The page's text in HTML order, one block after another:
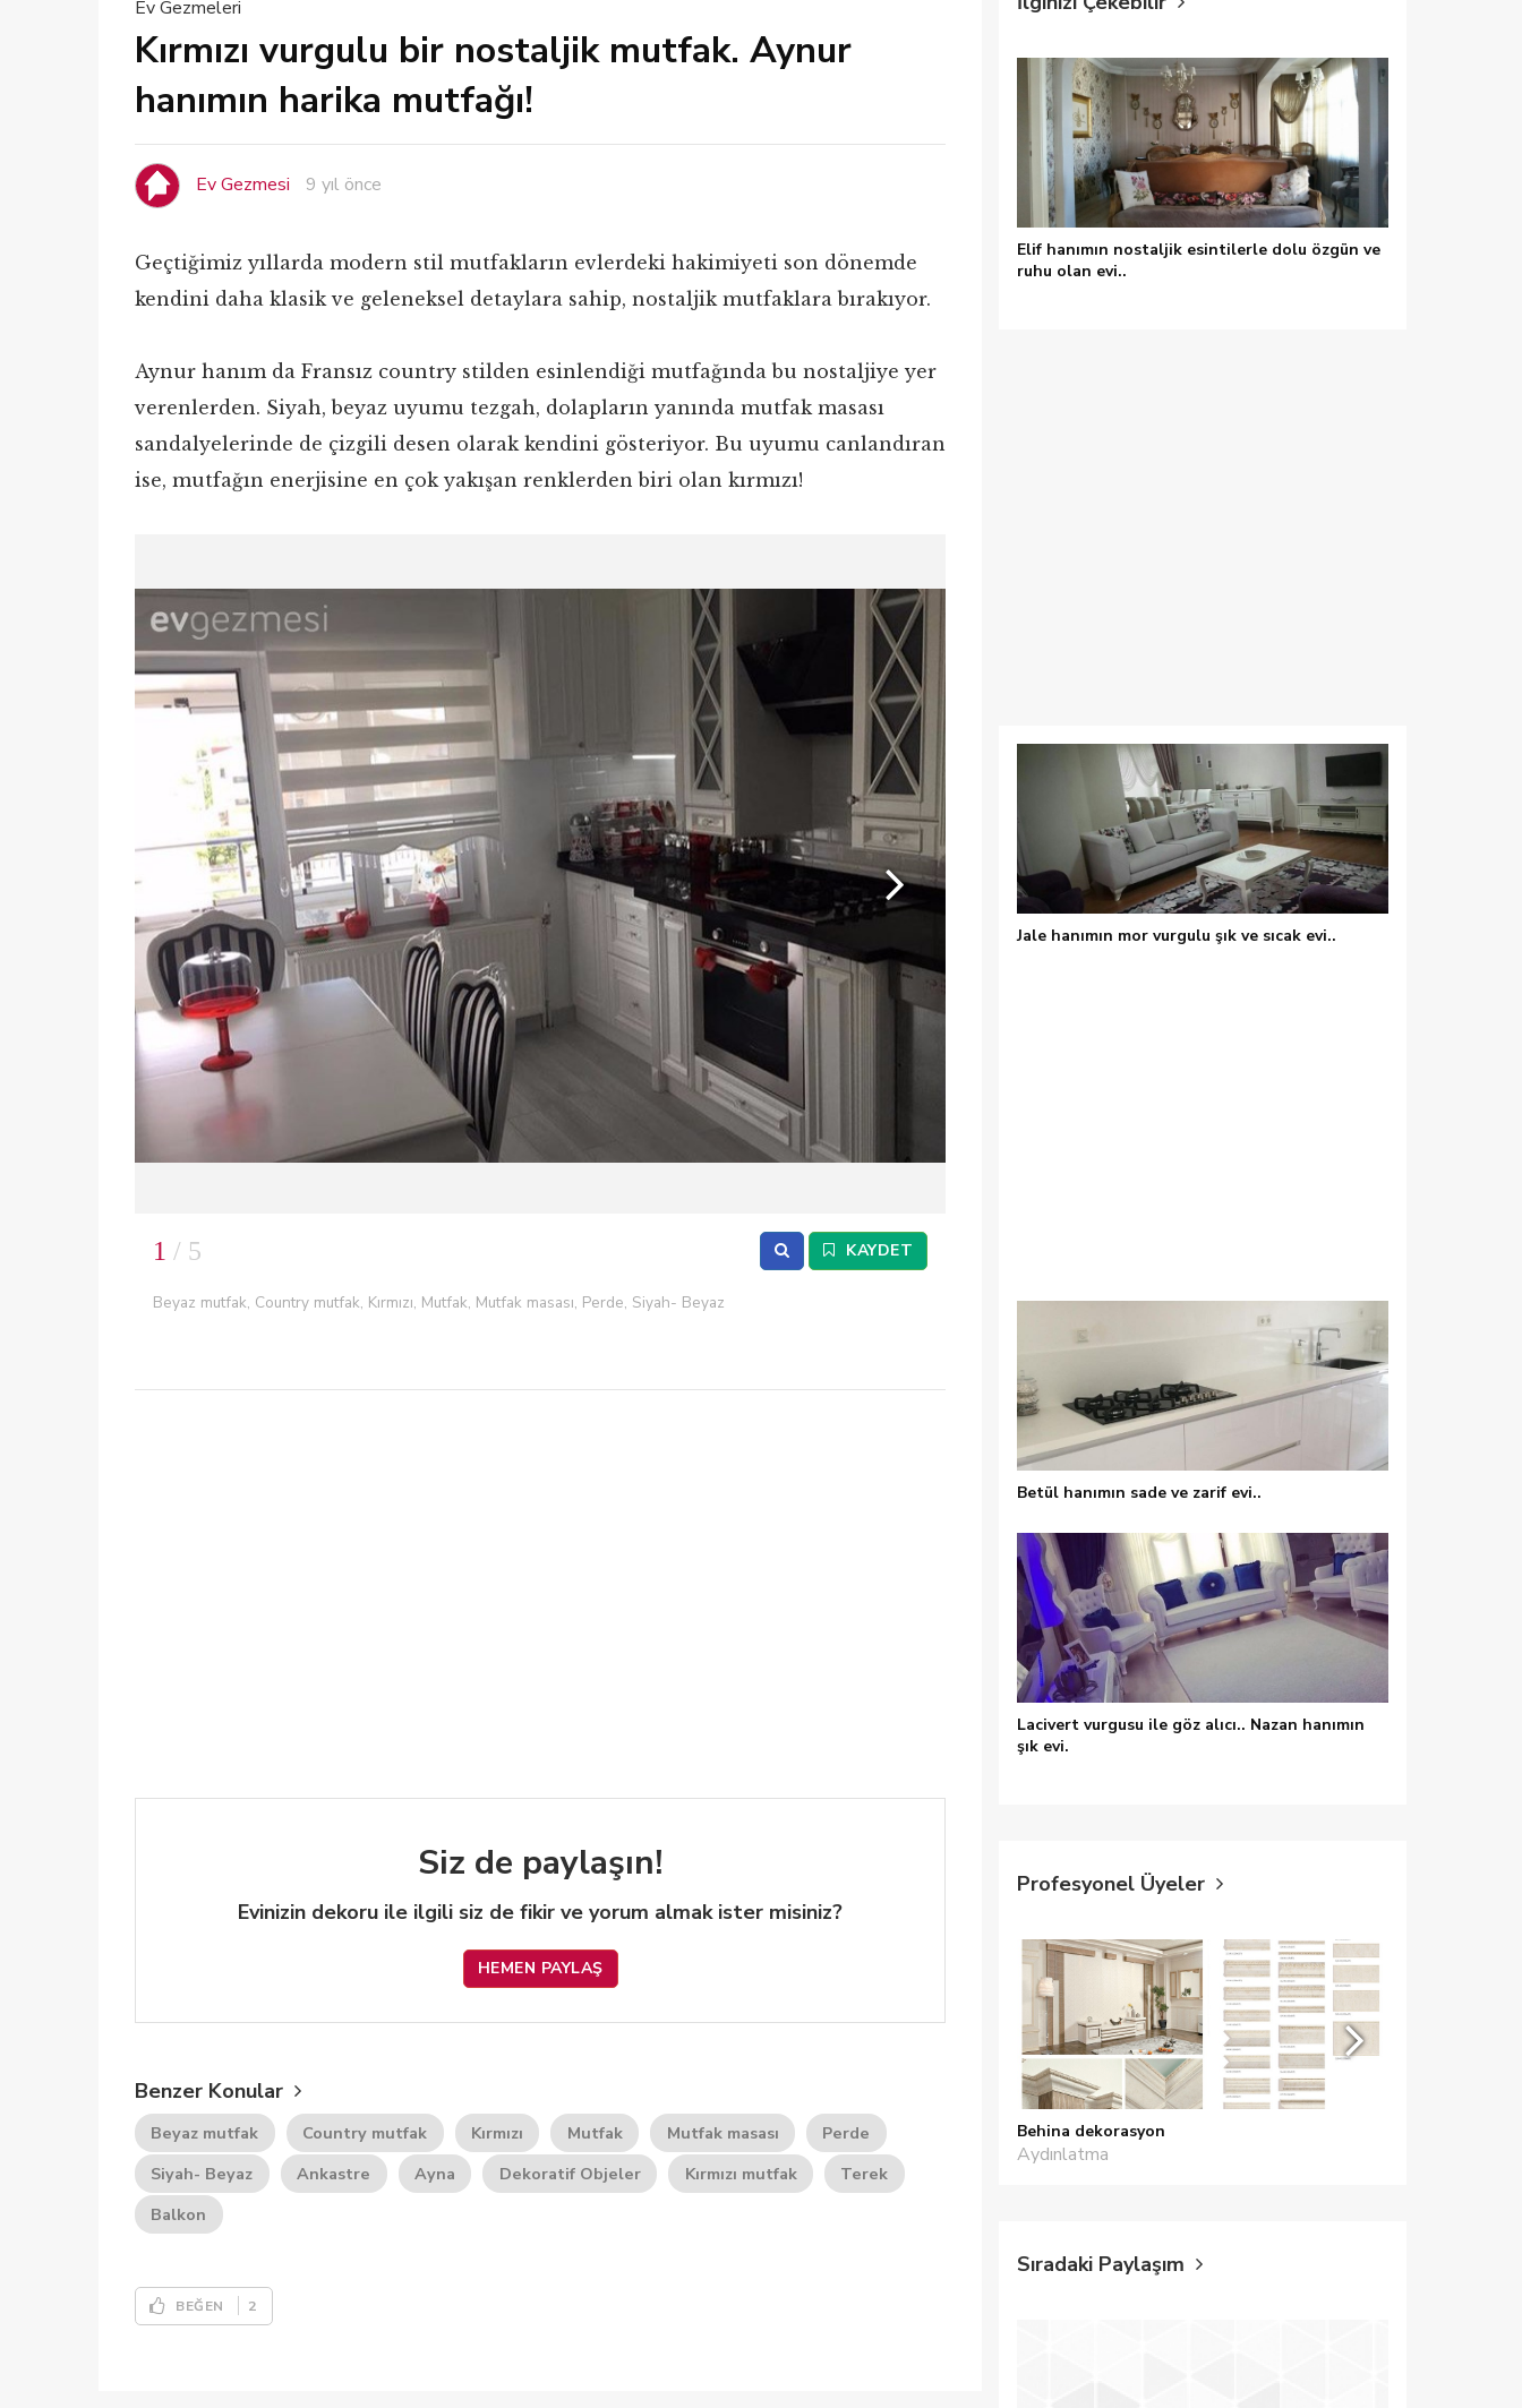
Ev Gezmeleri
Kırmızı vurgulu bir nostaljik mutfak. Aynur
hanımın harika mutfağı!
Ev Gezmesi 9 yıl önce
Geçtiğimiz yıllarda modern stil mutfakların evlerdeki hakimiyeti son dönemde
kendini daha klasik ve geleneksel detaylara sahip, nostaljik mutfaklara bırakıyor.
Aynur hanım da Fransız country stilden esinlendiği mutfağında bu nostaljiye yer
verenlerden. Siyah, beyaz uyumu tezgah, dolapların yanında mutfak masası
sandalyelerinde de çizgili desen olarak kendini gösteriyor. Bu uyumu canlandıran
ise, mutfağın enerjisine en çok yakışan renklerden biri olan kırmızı!
1 / 5 KAYDET
Beyaz mutfak, Country mutfak, Kırmızı, Mutfak, Mutfak masası, Perde, Siyah- Beyaz Ankastre, Ayna, Beyaz mutfak, Country mutfak, Dekoratif Objeler, Kırmızı,
Siz de paylaşın!
Evinizin dekoru ile ilgili siz de fikir ve yorum almak ister misiniz?
HEMEN PAYLAŞ
Benzer Konular
Beyaz mutfak Country mutfak Kırmızı Mutfak Mutfak masası
Perde
Siyah- Beyaz
Ankastre Ayna Dekoratif Objeler Kırmızı mutfak
Terek
Balkon
BEĞEN 2
Elif hanımın nostaljik esintilerle dolu özgün ve
ruhu olan evi..
Jale hanımın mor vurgulu şık ve sıcak evi..
Betül hanımın sade ve zarif evi..
Lacivert vurgusu ile göz alıcı.. Nazan hanımın
şık evi.
Profesyonel Üyeler
Behina dekorasyon
Aydınlatma
Sıradaki Paylaşım